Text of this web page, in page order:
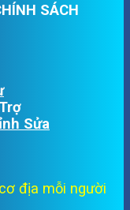
SÁCH
Sửa
địa mỗi người